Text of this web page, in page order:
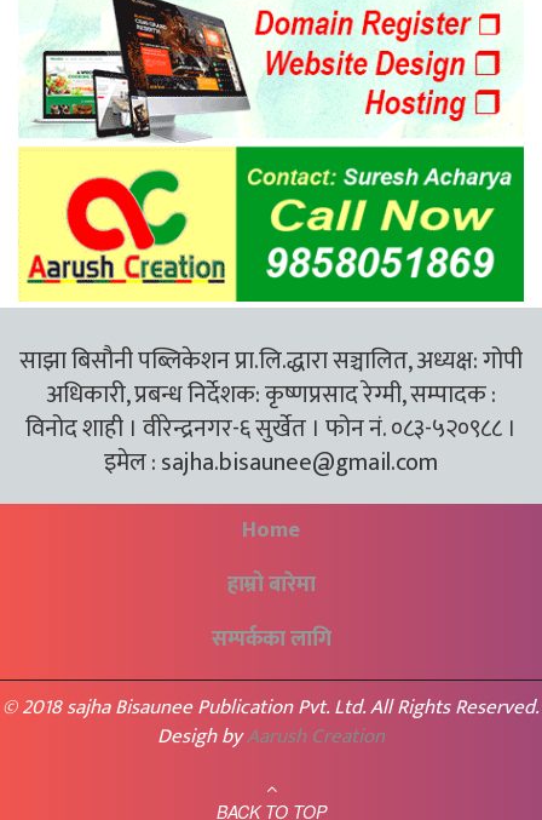
साझा बिसौनी पब्लिकेशन प्रा.लि.द्धारा सञ्चालित, अध्यक्ष: गोपी
अधिकारी, प्रबन्ध निर्देशक: कृष्णप्रसाद रेग्मी, सम्पादक :
विनोद शाही । वीरेन्द्रनगर-६ सुर्खेत । फोन नं. ०८३-५२०९८८ ।
इमेल :sajha.bisaunee@gmail.com
Home
हाम्रो बारेमा
सम्पर्कका लागि
© 2018 sajha Bisaunee Publication Pvt. Ltd. All Rights Reserved.
Desigh byAarush Creation
BACK TO TOP